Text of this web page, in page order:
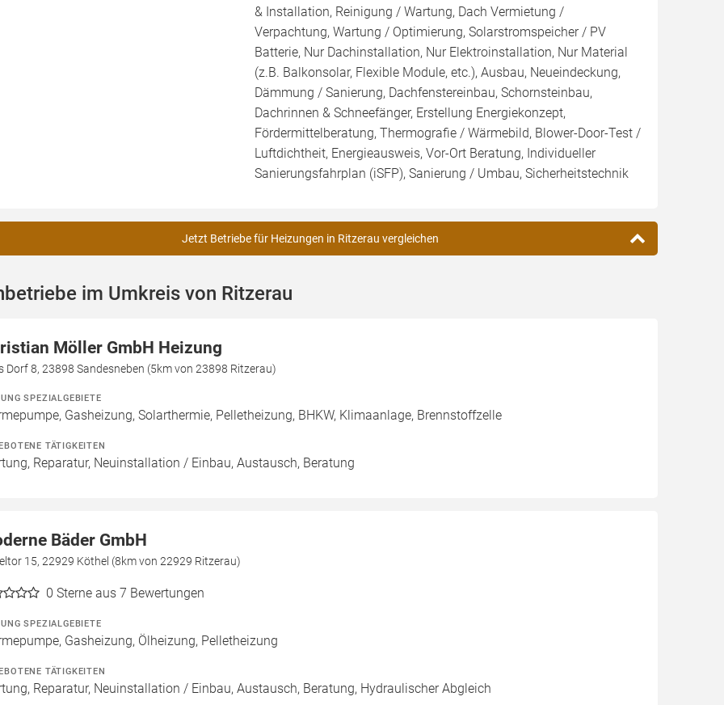
& Installation, Reinigung / Wartung, Dach Vermietung /
Verpachtung, Wartung / Optimierung, Solarstromspeicher / PV
Batterie, Nur Dachinstallation, Nur Elektroinstallation, Nur Material
(z.B. Balkonsolar, Flexible Module, etc.), Ausbau, Neueindeckung,
Dämmung / Sanierung, Dachfenstereinbau, Schornsteinbau,
Dachrinnen & Schneefänger, Erstellung Energiekonzept,
Fördermittelberatung, Thermografie / Wärmebild, Blower-Door-Test /
Luftdichtheit, Energieausweis, Vor-Ort Beratung, Individueller
Sanierungsfahrplan (iSFP), Sanierung / Umbau, Sicherheitstechnik
Jetzt Betriebe für Heizungen in Ritzerau vergleichen
im Umkreis von Ritzerau
Möller GmbH Heizung
Dorf 8, 23898 Sandesneben (5km von 23898 Ritzerau)
SPEZIALGEBIETE
Gasheizung, Solarthermie, Pelletheizung, BHKW, Klimaanlage, Brennstoffzelle
TÄTIGKEITEN
Reparatur, Neuinstallation / Einbau, Austausch, Beratung
Bäder GmbH
15, 22929 Köthel (8km von 22929 Ritzerau)
0 Sterne aus 7 Bewertungen
SPEZIALGEBIETE
Gasheizung, Ölheizung, Pelletheizung
TÄTIGKEITEN
Reparatur, Neuinstallation / Einbau, Austausch, Beratung, Hydraulischer Abgleich